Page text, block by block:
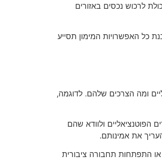
לרכוש נכסים באזורים
כל האפשרויות המימון תסייע
ומה הצרכים שלהם. לדוגמה,
הפוטנציאליים ולוודא שהם
את אמינותם.
התפתחות תחבורה ציבורית